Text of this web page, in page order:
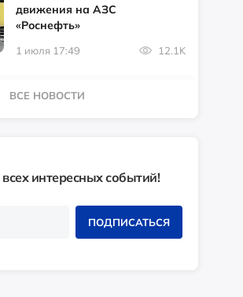
движения на АЗС
«Роснефть»
1 июля 17:49 12.1K
ВСЕ НОВОСТИ
всех интересных событий!
ПОДПИСАТЬСЯ